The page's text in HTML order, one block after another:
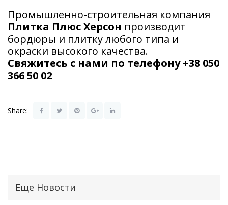
Промышленно-строительная компания
Плитка Плюс Херсон производит
бордюры и плитку любого типа и
окраски высокого качества.
Свяжитесь с нами по телефону +38 050
366 50 02
Share:
Еще Новости